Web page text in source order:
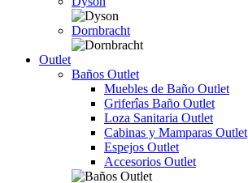
Dornbracht
Outlet
Baños Outlet
Muebles de Baño Outlet
Griferîas Baño Outlet
Loza Sanitaria Outlet
Cabinas y Mamparas Outlet
Espejos Outlet
Accesorios Outlet